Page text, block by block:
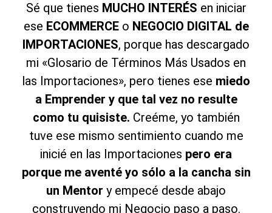
Sé que tienes MUCHO INTERÉS en iniciar
ese ECOMMERCEo NEGOCIO DIGITAL de
IMPORTACIONES, porque has descargado
mi «Glosario de Términos Más Usados en
las Importaciones», pero tienes ese miedo
a Emprender y que tal vez no resulte
como tu quisiste. Creéme, yo también
tuve ese mismo sentimiento cuando me
inicié en las Importaciones pero era
porque me aventé yo sólo a la cancha sin
un Mentor y empecé desde abajo
construyendo mi Negocio paso a paso.